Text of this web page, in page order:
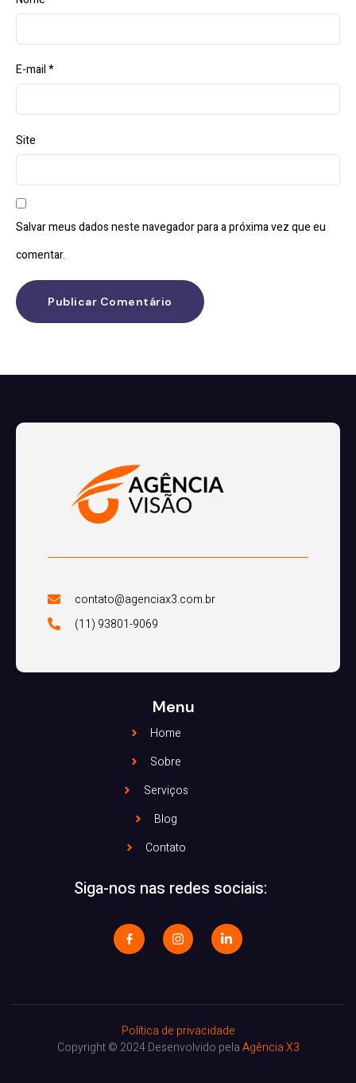
E-mail*
Site
Salvar meus dados neste navegador para a próxima vez que eu
comentar.
contato@agenciax3.com.br
(11) 93801-9069
Menu
Home
Sobre
Serviços
Blog
Contato
Siga-nos nas redes sociais:
Política de privacidade
Copyright © 2024 Desenvolvido pelaAgência X3